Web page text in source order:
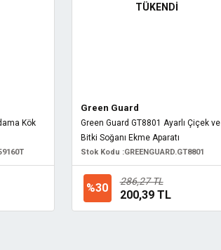
Kök
TÜKENDİ
Green Guard
Green Guard GT8801 Ayarlı Çiçek ve
Bitki Soğanı Ekme Aparatı
Stok Kodu :GREENGUARD.GT8801
%30 286,27 TL
200,39 TL